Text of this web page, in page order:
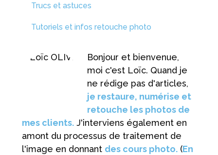
Trucs et astuces
Tutoriels et infos retouche photo
Bonjour et bienvenue,
moi c'est Loïc. Quand je
ne rédige pas d'articles,
je restaure, numérise et
retouche les photos de
mes clients.J'interviens également en
amont du processus de traitement de
l'image en donnant des cours photo.(En